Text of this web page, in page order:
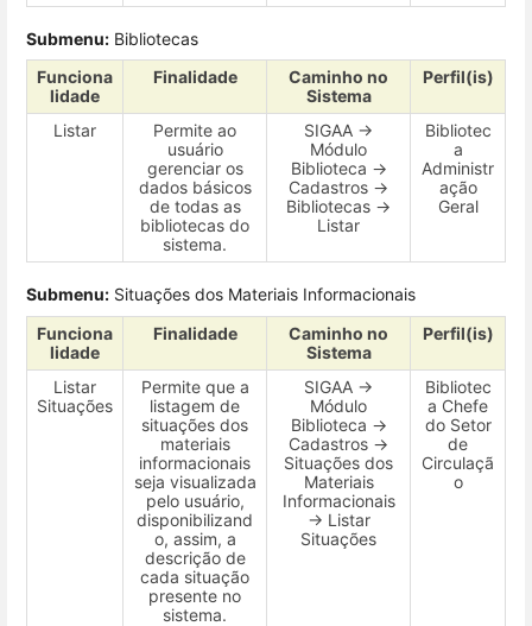
Submenu: Bibliotecas
Funciona
lidade
Finalidade
Caminho no
Sistema
Perfil(is)
Listar
Permite ao
usuário
gerenciar os
dados básicos
de todas as
bibliotecas do
sistema.
SIGAA →
Módulo
Biblioteca →
Cadastros →
Bibliotecas →
Listar
Bibliotec
a
Administr
ação
Geral
Submenu: Situações dos Materiais Informacionais
Funciona
lidade
Finalidade
Caminho no
Sistema
Perfil(is)
Listar
Situações
Permite que a
listagem de
situações dos
materiais
informacionais
seja visualizada
pelo usuário,
disponibilizand
o, assim, a
descrição de
cada situação
presente no
sistema.
SIGAA →
Módulo
Biblioteca →
Cadastros →
Situações dos
Materiais
Informacionais
→ Listar
Situações
Bibliotec
a Chefe
do Setor
de
Circulaçã
o